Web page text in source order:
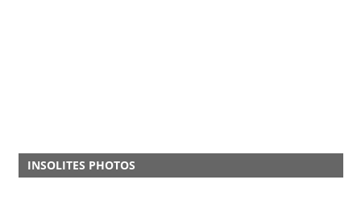
INSOLITES PHOTOS